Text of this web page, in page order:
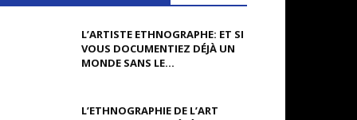
L’ARTISTE ETHNOGRAPHE: ET SI
VOUS DOCUMENTIEZ DÉJÀ UN
MONDE SANS LE...
L’ETHNOGRAPHIE DE L’ART